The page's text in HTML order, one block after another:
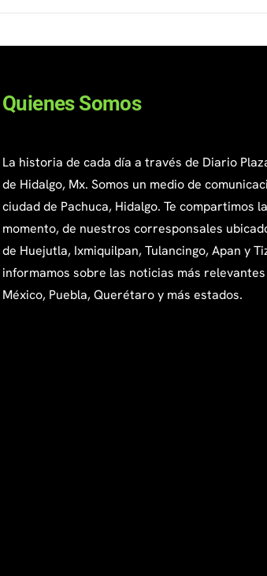
Quienes Somos
La historia de cada día a través de Diario
de Hidalgo, Mx. Somos un medio de
ciudad de Pachuca, Hidalgo. Te compartimos
momento, de nuestros corresponsales
de Huejutla, Ixmiquilpan, Tulancingo, Apan y
informamos sobre las noticias más
México, Puebla, Querétaro y más estados.